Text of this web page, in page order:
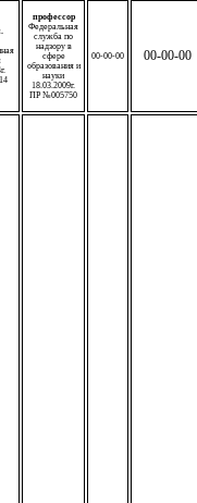
профессор
Федеральная
служба по
надзору в
сфере
образования и
науки
18.03.2009г.
ПР №005750
00-00-00 00-00-00